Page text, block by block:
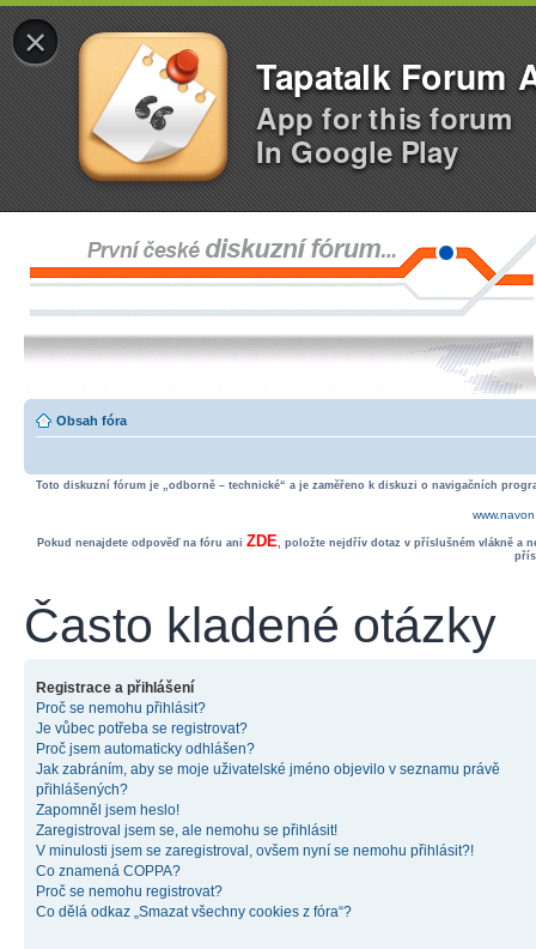
×
Tapatalk Forum
App for this forum
In Google Play
Obsah fóra
Toto diskuzní fórum je „odborně – technické“ a je zaměřeno k diskuzi o navigačních
Pokud nenajdete odpověď na fóru ani ZDE, položte nejdřív dotaz v příslušném vlákně a
Často kladené otázky
Registrace a přihlášení
Proč se nemohu přihlásit?
Je vůbec potřeba se registrovat?
Proč jsem automaticky odhlášen?
Jak zabráním, aby se moje uživatelské jméno objevilo v seznamu právě
přihlášených?
Zapomněl jsem heslo!
Zaregistroval jsem se, ale nemohu se přihlásit!
V minulosti jsem se zaregistroval, ovšem nyní se nemohu přihlásit?!
Co znamená COPPA?
Proč se nemohu registrovat?
Co dělá odkaz „Smazat všechny cookies z fóra“?